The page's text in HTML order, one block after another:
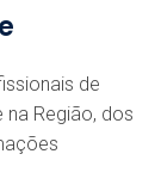
de
na Região, dos